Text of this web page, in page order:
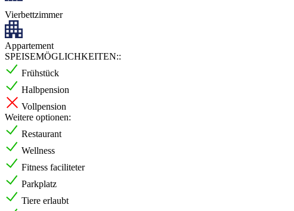
Vierbettzimmer
Appartement
SPEISEMÖGLICHKEITEN::
Frühstück
Halbpension
Vollpension
Weitere optionen:
Restaurant
Wellness
Fitness faciliteter
Parkplatz
Tiere erlaubt